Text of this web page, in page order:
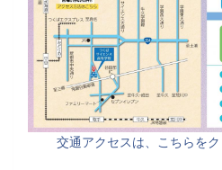
交通アクセスは、こちらをク